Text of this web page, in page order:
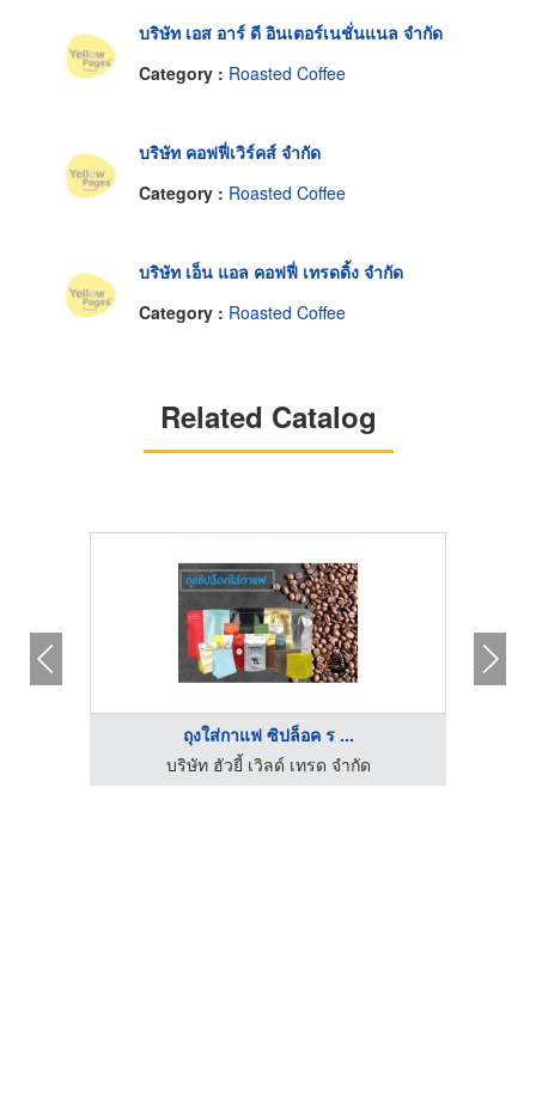
บริษัท เอส อาร์ ดี อินเตอร์เนชั่นแนล จำกัด
Category : Roasted Coffee
บริษัท คอฟฟี่เวิร์คส์ จำกัด
Category : Roasted Coffee
บริษัท เอ็น แอล คอฟฟี่ เทรดดิ้ง จำกัด
Category : Roasted Coffee
Related Catalog
ถุงใส่กาแฟ ซิปล็อค ร ...
บริษัท ฮัวยี้ เวิลด์ เทรด จำกัด